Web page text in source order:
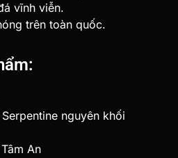
vĩnh viễn.
trên toàn quốc.
nguyên khối
An